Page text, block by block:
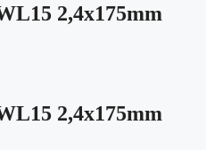
2,4x175mm
2,4x175mm